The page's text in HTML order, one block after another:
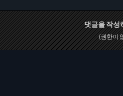
댓글을 작성
(권한이